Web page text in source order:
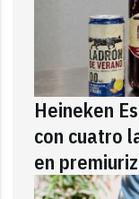
Heineken
con cuatro
en